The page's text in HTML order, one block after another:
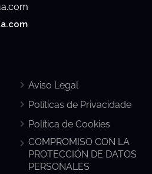
Aviso Legal
Políticas de Privacidade
Política de Cookies
COMPROMISO CON LA
PROTECCIÓN DE DATOS
PERSONALES